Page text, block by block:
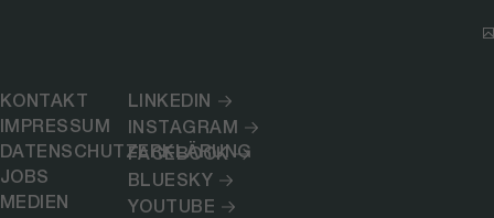
KONTAKT
IMPRESSUM
DATENSCHUTZERKLÄRUNG
JOBS
MEDIEN
LINKEDIN
INSTAGRAM
FACEBOOK
BLUESKY
YOUTUBE